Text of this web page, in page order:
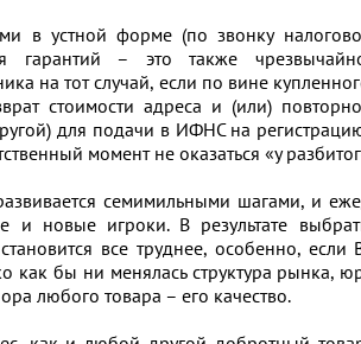
в устной форме (по звонку
гарантий – это также
на тот случай, если по вине
стоимости адреса и (или)
для подачи в ИФНС на
момент не оказаться «у
семимильными шагами, и
новые игроки. В результате
все труднее, особенно, если
бы ни менялась структура рынка,
любого товара – его качество.